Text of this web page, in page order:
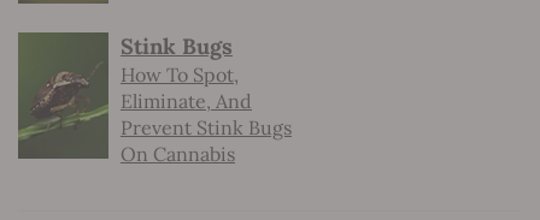
Stink Bugs
How To Spot,
Eliminate, And
Prevent Stink Bugs
On Cannabis